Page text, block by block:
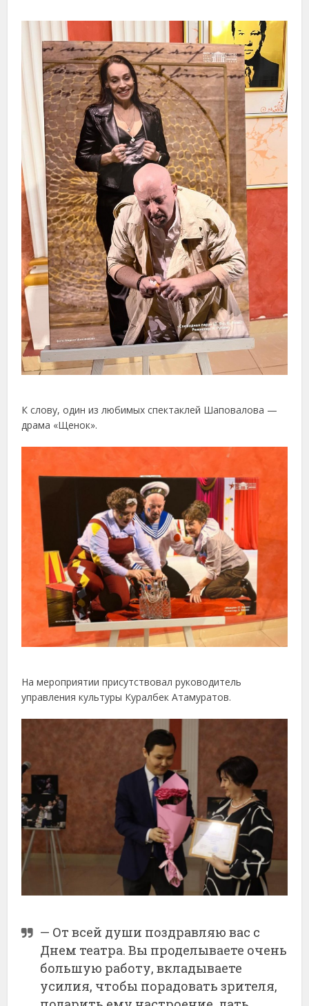
К слову, один из любимых спектаклей Шаповалова —
драма «Щенок».
На мероприятии присутствовал руководитель
управления культуры Куралбек Атамуратов.
— От всей души поздравляю вас с
Днем театра. Вы проделываете очень
большую работу, вкладываете
усилия, чтобы порадовать зрителя,